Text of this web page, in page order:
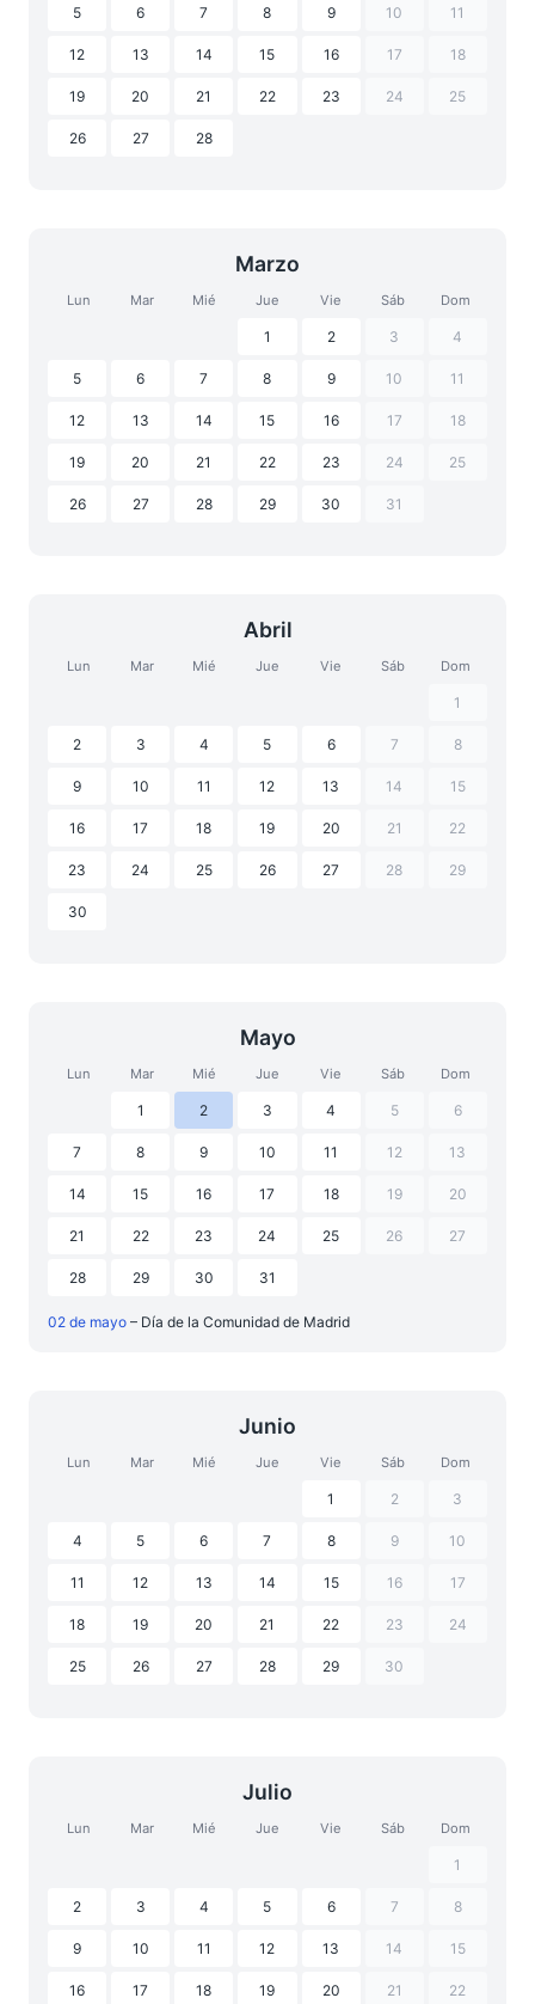
5 6 7 8 9 10 11
12 13 14 15 16 17 18
19 20 21 22 23 24 25
26 27 28
Marzo
Lun Mar Mié Jue Vie Sáb Dom
1 2 3 4
5 6 7 8 9 10 11
12 13 14 15 16 17 18
19 20 21 22 23 24 25
26 27 28 29 30 31
Abril
Lun Mar Mié Jue Vie Sáb Dom
1
2 3 4 5 6 7 8
9 10 11 12 13 14 15
16 17 18 19 20 21 22
23 24 25 26 27 28 29
30
Mayo
Lun Mar Mié Jue Vie Sáb Dom
1 2 3 4 5 6
7 8 9 10 11 12 13
14 15 16 17 18 19 20
21 22 23 24 25 26 27
28 29 30 31
02 de mayo – Día de la Comunidad de Madrid
Junio
Lun Mar Mié Jue Vie Sáb Dom
1 2 3
4 5 6 7 8 9 10
11 12 13 14 15 16 17
18 19 20 21 22 23 24
25 26 27 28 29 30
Julio
Lun Mar Mié Jue Vie Sáb Dom
1
2 3 4 5 6 7 8
9 10 11 12 13 14 15
16 17 18 19 20 21 22